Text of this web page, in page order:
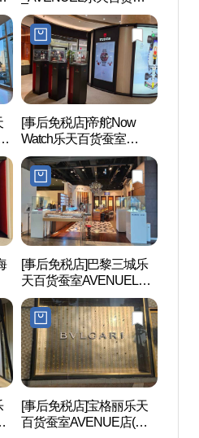
AVENUEL店(다미아니 롯
데백화점 잠실 에비뉴엘
점)
[事后免税店]帝舵Now
Watch乐天百货蚕室
AVENUE店(튜더 나우워
치 롯데백화점 잠실 에비
뉴엘점)
[事后免税店]巴黎三城乐
天百货蚕室AVENUEL店
(파리미키 롯데백화점 잠
실 에비뉴엘점)
[事后免税店]宝格丽乐天
百货蚕室AVENUE店(불